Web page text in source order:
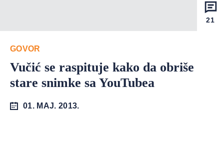
21
GOVOR
Vučić se raspituje kako da obriše
stare snimke sa YouTubea
01. MAJ. 2013.